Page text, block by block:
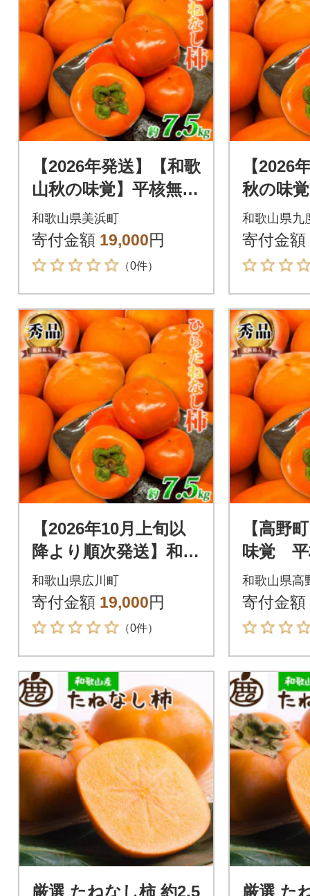
【2026年発送】【和歌
山秋の味覚】平核無柿
(ひらたねなしがき)約
7.5kg
和歌山県美浜町
寄付金額 19,000円
（0件）
【2026
秋の味
(ひら
約7.5kg
和歌山県九
寄付金額
【2026年10月上旬以
降より順次発送】和歌
山秋の味覚 平核無
柿 約7.5kg
和歌山県広川町
寄付金額 19,000円
（0件）
【高野
味覚 平
たねな
kg
和歌山県高
寄付金額
厳選 たねなし柿 約2.5 厳選 た